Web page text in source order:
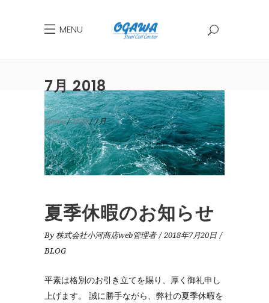
MENU
7月 2018
Home 2018 7月
夏季休暇のお知らせ
By 株式会社小河商店web管理者
2018年7月20日
BLOG
平素は格別のお引き立てを賜り、厚く御礼申し
上げます。 誠に勝手ながら、弊社の夏季休暇を